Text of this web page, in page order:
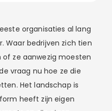
organisaties al lang
Waar bedrijven zich tien
ze aanwezig moesten
vraag nu hoe ze die
Het landschap is
heeft zijn eigen